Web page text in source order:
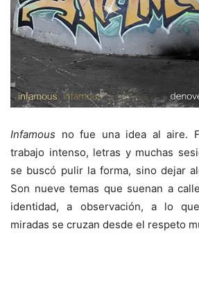
Infamous no fue una idea al aire.
trabajo intenso, letras y muchas
se buscó pulir la forma, sino dejar
Son nueve temas que suenan a
identidad, a observación, a lo
miradas se cruzan desde el respeto